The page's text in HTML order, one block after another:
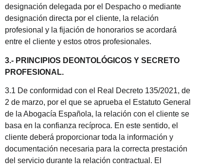
designación delegada por el Despacho o mediante
designación directa por el cliente, la relación
profesional y la fijación de honorarios se acordará
entre el cliente y estos otros profesionales.
3.- PRINCIPIOS DEONTOLÓGICOS Y SECRETO
PROFESIONAL.
3.1 De conformidad con el Real Decreto 135/2021, de
2 de marzo, por el que se aprueba el Estatuto General
de la Abogacía Española, la relación con el cliente se
basa en la confianza recíproca. En este sentido, el
cliente deberá proporcionar toda la información y
documentación necesaria para la correcta prestación
del servicio durante la relación contractual. El